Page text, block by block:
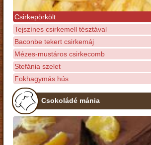
Csirkepörkölt
Tejszínes csirkemell tésztával
Baconbe tekert csirkemáj
Mézes-mustáros csirkecomb
Stefánia szelet
Fokhagymás hús
Csokoládé mánia